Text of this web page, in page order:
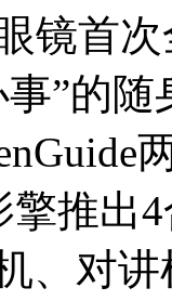
镜首
”的
擎推出
、对